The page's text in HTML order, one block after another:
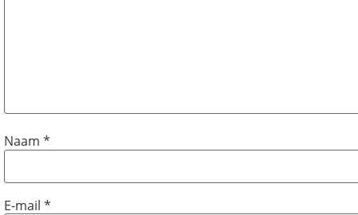
Naam *
E-mail *